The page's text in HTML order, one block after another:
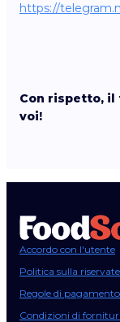
https://
Con rispetto, il
voi!
Accordo con l'utente
Politica sulla
Regole di pagamento
Condizioni di